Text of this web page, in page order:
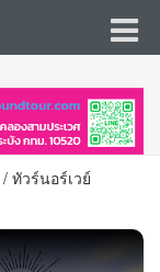
/ ทัวร์นอร์เวย์